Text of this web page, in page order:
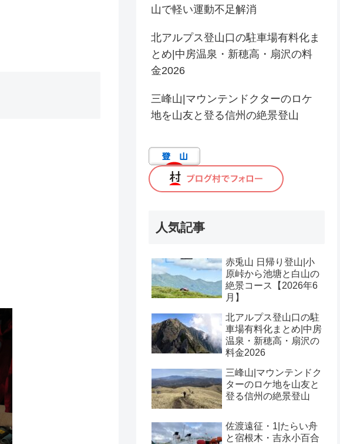
山で軽い運動不足解消
北アルプス登山口の駐車場有料化ま
とめ|中房温泉・新穂高・扇沢の料
金2026
三峰山|マウンテンドクターのロケ
地を山友と登る信州の絶景登山
人気記事
赤兎山 日帰り登山|小
原峠から池塘と白山の
絶景コース【2026年6
月】
北アルプス登山口の駐
車場有料化まとめ|中房
温泉・新穂高・扇沢の
料金2026
三峰山|マウンテンドク
ターのロケ地を山友と
登る信州の絶景登山
佐渡遠征・1|たらい舟
と宿根木・吉永小百合